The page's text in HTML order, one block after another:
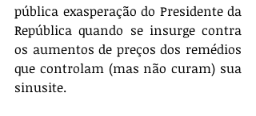
pública exasperação do Presidente da
República quando se insurge contra
os aumentos de preços dos remédios
que controlam (mas não curam) sua
sinusite.